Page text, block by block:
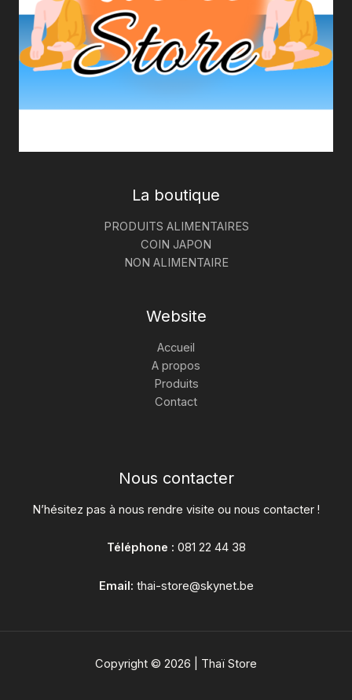
La boutique
PRODUITS ALIMENTAIRES
COIN JAPON
NON ALIMENTAIRE
Website
Accueil
A propos
Produits
Contact
Nous contacter
N’hésitez pas à nous rendre visite ou nous contacter !
Téléphone : 081 22 44 38
Email: thai-store@skynet.be
Copyright © 2026 | Thaï Store